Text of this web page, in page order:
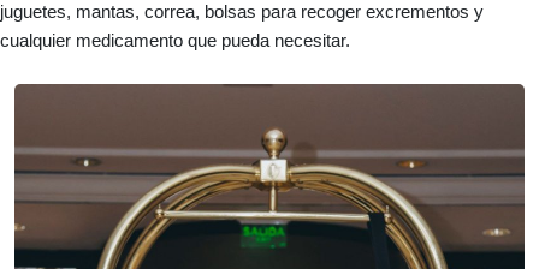
juguetes, mantas, correa, bolsas para recoger excrementos y
cualquier medicamento que pueda necesitar.